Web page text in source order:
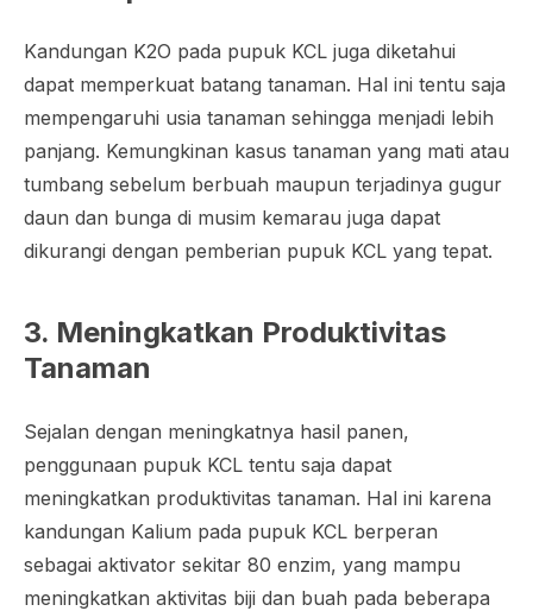
Kandungan K2O pada pupuk KCL juga diketahui
dapat memperkuat batang tanaman. Hal ini tentu saja
mempengaruhi usia tanaman sehingga menjadi lebih
panjang. Kemungkinan kasus tanaman yang mati atau
tumbang sebelum berbuah maupun terjadinya gugur
daun dan bunga di musim kemarau juga dapat
dikurangi dengan pemberian pupuk KCL yang tepat.
3. Meningkatkan Produktivitas
Tanaman
Sejalan dengan meningkatnya hasil panen,
penggunaan pupuk KCL tentu saja dapat
meningkatkan produktivitas tanaman. Hal ini karena
kandungan Kalium pada pupuk KCL berperan
sebagai aktivator sekitar 80 enzim, yang mampu
meningkatkan aktivitas biji dan buah pada beberapa